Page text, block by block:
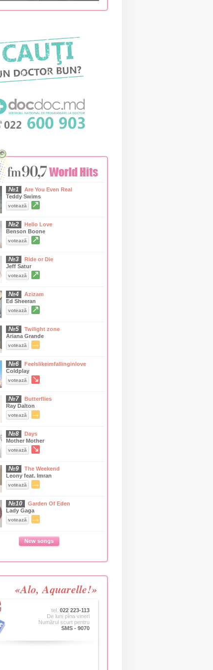
№1
Are You Even Real
Teddy Swims
votează ↗
№2
Hello Love
Benson Boone
votează ↗
№3
Ride or Die
Jeff Satur
votează ↗
№4
Azizam
Ed Sheeran
votează ↗
№5
Twilight zone
Ariana Grande
votează →
№6
Feelslikeimfallinginlove
Coldplay
votează ↘
№7
Butterflies
Ray Dalton
votează →
№8
Days
Mother Mother
votează ↘
№9
The Weekend
Leony feat. Imran
votează →
№10
Garden Of Eden
Lady Gaga
votează →
New songs
«Alo, Aquarelle!»
tel. 022 223-113
De luni pîna vineri
Numărul scurt pentru
SMS - 9070